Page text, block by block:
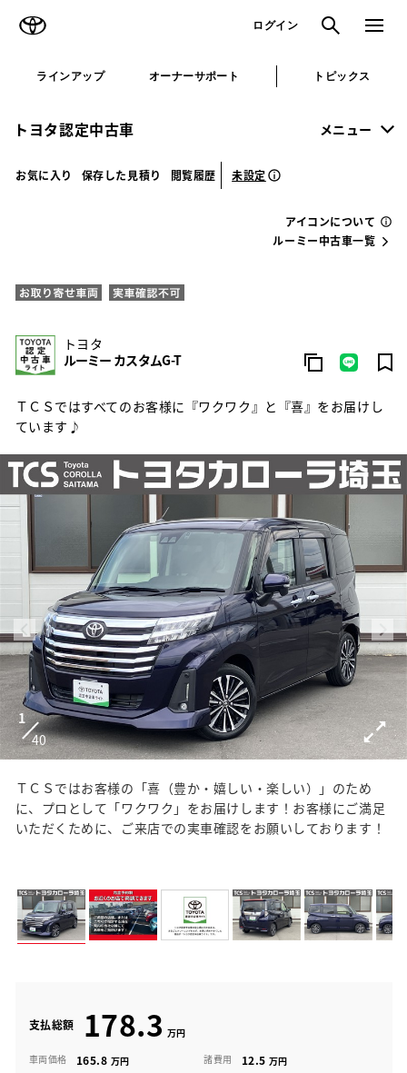
ログイン 検索 メニュ
ラインアップ オーナーサポート トピックス
トヨタ認定中古車 メニュー
お気に入り 保存した見積り 閲覧履歴 未設定
アイコンについて
ルーミー中古車一覧
トヨタ
ルーミー カスタムG-T
ＴＣＳではすべてのお客様に『ワクワク』と『喜』をお届けし
ています♪
1
40
ＴＣＳではお客様の「喜（豊か・嬉しい・楽しい）」のため
に、プロとして「ワクワク」をお届けします！お客様にご満足
いただくために、ご来店での実車確認をお願いしております！
支払総額 178.3
車両価格 165.8 諸費用 12.5